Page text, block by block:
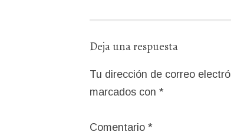
Deja una respuesta
Tu dirección de correo
marcados con *
Comentario *